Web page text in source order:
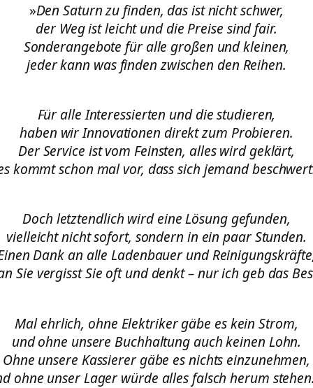
»Den Saturn zu finden, das ist nicht schwer,
der Weg ist leicht und die Preise sind fair.
Sonderangebote für alle großen und kleinen,
jeder kann was finden zwischen den Reihen.
Für alle Interessierten und die studieren,
haben wir Innovationen direkt zum Probieren.
Der Service ist vom Feinsten, alles wird geklärt,
kommt schon mal vor, dass sich jemand
Doch letztendlich wird eine Lösung gefunden,
vielleicht nicht sofort, sondern in ein paar Stunden.
Dank an alle Ladenbauer und
Sie vergisst Sie oft und denkt – nur ich geb das
Mal ehrlich, ohne Elektriker gäbe es kein Strom,
und ohne unsere Buchhaltung auch keinen Lohn.
Ohne unsere Kassierer gäbe es nichts einzunehmen,
ohne unser Lager würde alles falsch herum stehen.